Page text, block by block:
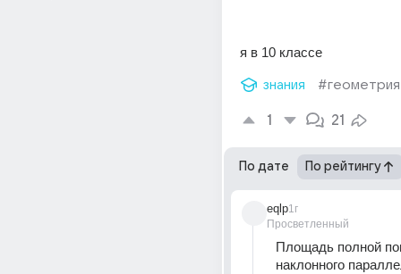
я в 10 классе
знания #геометрия
1 21
По дате По рейтингу
eqlp
Просветленный
1г
Площадь полной
наклонного